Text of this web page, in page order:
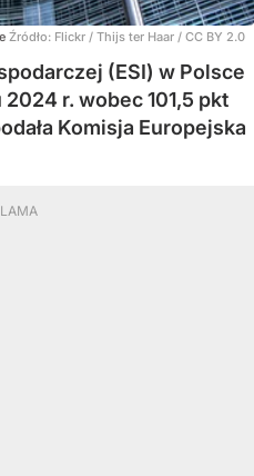
Źródło: Flickr / Thijs ter Haar / CC BY 2.0
(ESI) w Polsce
2024 r. wobec 101,5 pkt
Komisja Europejska